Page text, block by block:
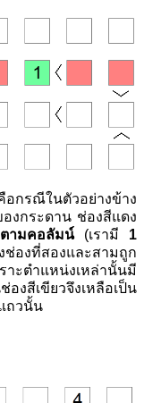
อกรณีในตัวอย่างข้าง
งกระดาน ช่องสีแดง
ามคอลัมน์(เรามี 1
องที่สองและสามถูก
าะตำแหน่งเหล่านั้นมี
งสีเขียวจึงเหลือเป็น
ถวนั้น